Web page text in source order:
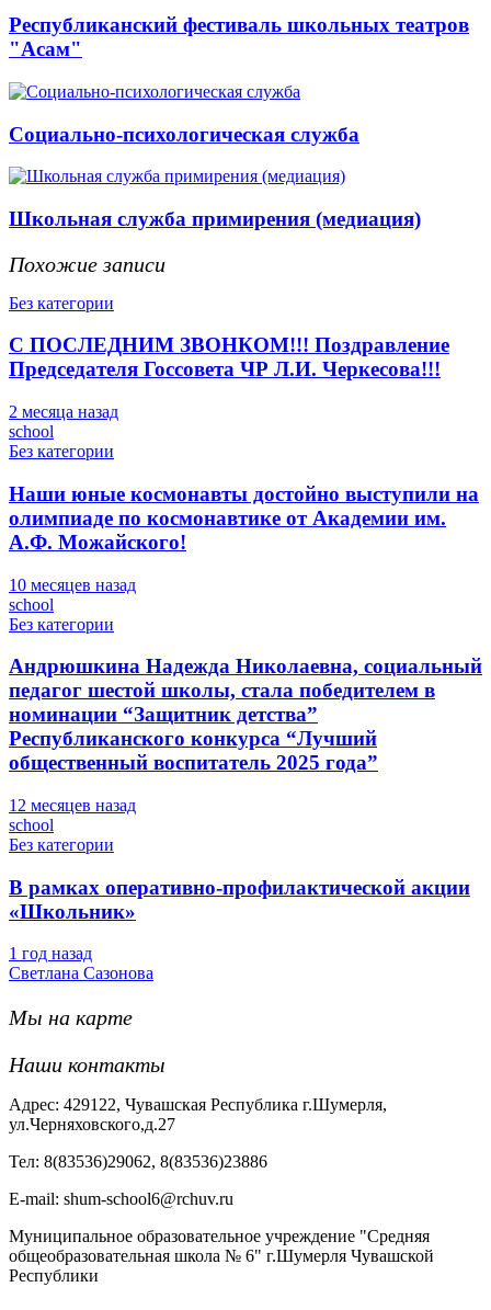
Республиканский фестиваль школьных театров
"Асам"
Социально-психологическая служба
Школьная служба примирения (медиация)
Похожие записи
Без категории
С ПОСЛЕДНИМ ЗВОНКОМ!!! Поздравление
Председателя Госсовета ЧР Л.И. Черкесова!!!
2 месяца назад
school
Без категории
Наши юные космонавты достойно выступили на
олимпиаде по космонавтике от Академии им.
А.Ф. Можайского!
10 месяцев назад
school
Без категории
Андрюшкина Надежда Николаевна, социальный
педагог шестой школы, стала победителем в
номинации “Защитник детства”
Республиканского конкурса “Лучший
общественный воспитатель 2025 года”
12 месяцев назад
school
Без категории
В рамках оперативно-профилактической акции
«Школьник»
1 год назад
Светлана Сазонова
Мы на карте
Наши контакты
Адрес: 429122, Чувашская Республика г.Шумерля,
ул.Черняховского,д.27
Тел: 8(83536)29062, 8(83536)23886
Е-mail: shum-school6@rchuv.ru
Муниципальное образовательное учреждение "Средняя
общеобразовательная школа № 6" г.Шумерля Чувашской
Республики